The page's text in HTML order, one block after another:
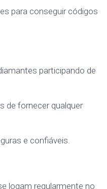
para conseguir códigos
participando de
de fornecer qualquer
e confiáveis.
logam regularmente no